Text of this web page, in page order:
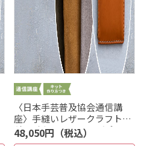
〈日本手芸普及協会通信講
座〉手縫いレザークラフト本
科 財布：キャメル／ポー
チ：キャメル
48,050円（税込）